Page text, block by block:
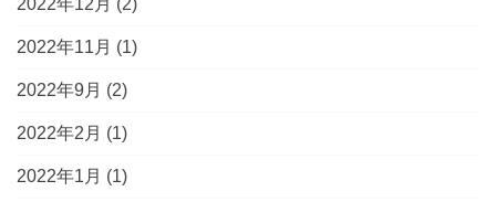
2022年12月 (2)
2022年11月 (1)
2022年9月 (2)
2022年2月 (1)
2022年1月 (1)